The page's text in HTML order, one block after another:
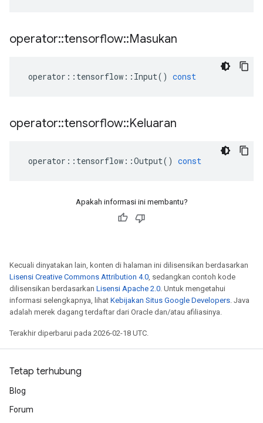
operator::tensorflow::Masukan
operator :: tensorflow :: Input() const
operator::tensorflow::Keluaran
operator :: tensorflow ::Output() const
Apakah informasi ini membantu?
Kecuali dinyatakan lain, konten di halaman ini dilisensikan berdasarkan
Lisensi Creative Commons Attribution 4.0, sedangkan contoh kode
dilisensikan berdasarkan Lisensi Apache 2.0. Untuk mengetahui
informasi selengkapnya, lihat Kebijakan Situs Google Developers. Java
adalah merek dagang terdaftar dari Oracle dan/atau afiliasinya.
Terakhir diperbarui pada 2026-02-18 UTC.
Tetap terhubung
Blog
Forum